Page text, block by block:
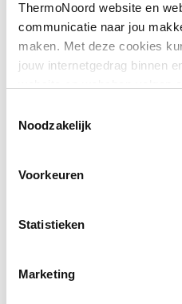
ThermoNoord website en
communicatie naar jou
maken. Met deze cookies
jouw internetgedrag binnen
communicatie aan jouw
Noodzakelijk
Voorkeuren
Statistieken
Marketing
Exploded_view